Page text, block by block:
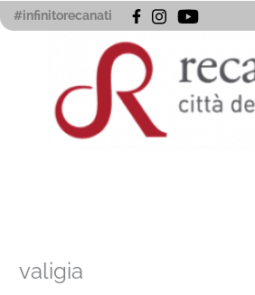
Vai
al
#infinitorecanati
valigia